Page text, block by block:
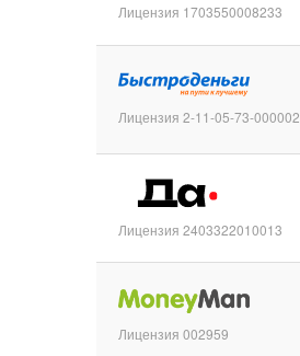
Лицензия 1703550008233
Лицензия 2-11-05-73-000002
Лицензия 2403322010013
Лицензия 002959